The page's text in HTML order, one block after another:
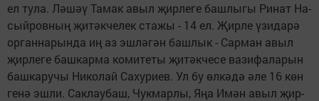
ел ту­ла. Лә­шәү Та­мак авыл җир­ле­ге баш­лы­гы Ри­нат На­
сый­ров­ның җи­тәк­че­лек ста­жы - 14 ел. Җир­ле үзи­да­рә
ор­ган­на­рын­да иң аз эш­лә­гән баш­лык - Сар­ман авыл
җир­ле­ге баш­кар­ма ко­ми­те­ты җи­тәк­че­се ва­зи­фа­ла­рын
баш­ка­ру­чы Ни­ко­лай Са­ху­ри­ев. Ул бу өл­кә­дә әле 16 көн
генә эш­ли. Сак­лау­баш, Чук­мар­лы, Яңа Имән авыл җир­